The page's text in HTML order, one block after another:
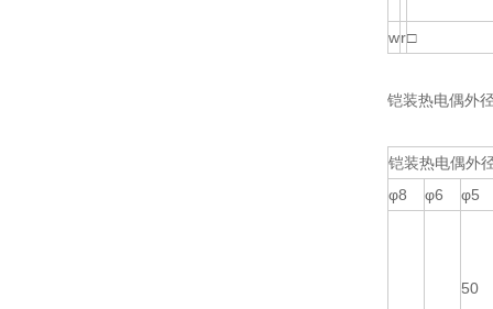
wr□
铠装热电偶外
铠装热电偶外
φ8
φ6 φ5
50